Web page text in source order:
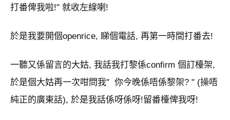
打番俾我啦!" 就收左線喇!
於是我要開個openrice, 睇個電話, 再第一時間打番去!
一聽又係留言的大姑, 我話我打黎係confirm 個訂檯架,
於是個大姑再一次咁問我" 你今晚係唔係黎架? " (操唔
純正的廣東話), 於是我話係呀係呀!留番檯俾我呀!